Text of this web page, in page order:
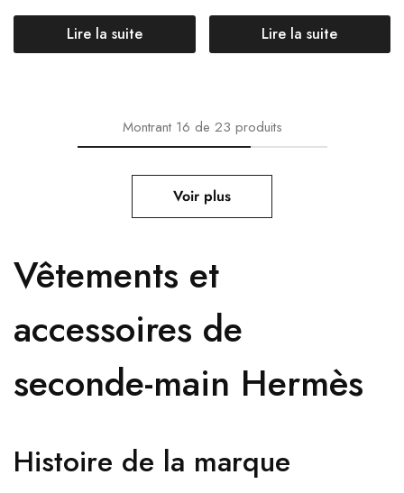
Lire la suite Lire la suite
Montrant16 de 23 produits
Voir plus
Vêtements et
accessoires de
seconde-main Hermès
Histoire de la marque